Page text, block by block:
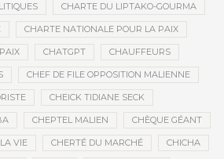
CHARTE DU LIPTAKO-GOURMA
CHARTE NATIONALE POUR LA PAIX
CHATGPT CHAUFFEURS
CHEF DE FILE OPPOSITION MALIENNE
CHEICK TIDIANE SECK
CHEPTEL MALIEN CHÈQUE GÉANT
VIE CHERTÉ DU MARCHÉ CHICHA